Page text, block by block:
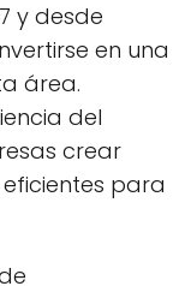
y desde
en una
área.
del
crear
para